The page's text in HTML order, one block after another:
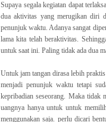
Supaya segala kegiatan dapat
dua aktivitas yang merugikan diri
penunjuk waktu. Adanya sangat
lama kita telah beraktivitas.
untuk saat ini. Paling tidak ada dua
Untuk jam tangan dirasa lebih
menjadi penunjuk waktu tetapi
kepribadian seseorang. Maka tidak
uangnya hanya untuk untuk
menggunakan saja. perlu dicari